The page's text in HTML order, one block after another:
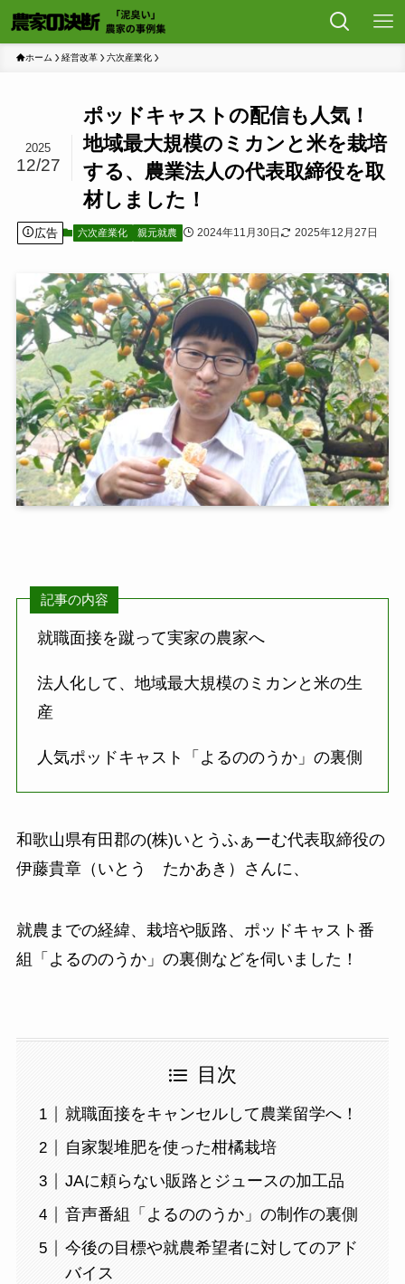
ホーム 経営改革 六次産業化
ポッドキャストの配信も人気！
地域最大規模のミカンと米を栽培
する、農業法人の代表取締役を取
材しました！
2025
12/27
広告 六次産業化 親元就農 2024年11月30日 2025年12月27日
記事の内容
就職面接を蹴って実家の農家へ
法人化して、地域最大規模のミカンと米の生
産
人気ポッドキャスト「よるののうか」の裏側
和歌山県有田郡の(株)いとうふぁーむ代表取締役の
伊藤貴章（いとう たかあき）さんに、
就農までの経緯、栽培や販路、ポッドキャスト番
組「よるののうか」の裏側などを伺いました！
目次
就職面接をキャンセルして農業留学へ！
自家製堆肥を使った柑橘栽培
JAに頼らない販路とジュースの加工品
音声番組「よるののうか」の制作の裏側
今後の目標や就農希望者に対してのアド
バイス